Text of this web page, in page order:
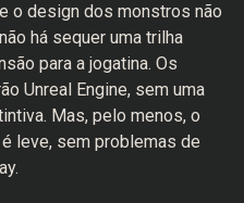
o design dos monstros não
há sequer uma trilha
para a jogatina. Os
Unreal Engine, sem uma
Mas, pelo menos, o
leve, sem problemas de